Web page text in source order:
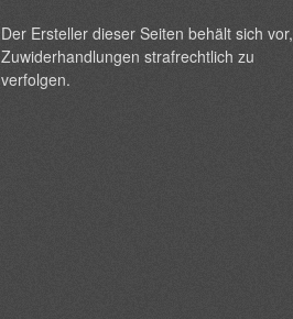
Der Ersteller dieser Seiten behält sich vor,
Zuwiderhandlungen strafrechtlich zu
verfolgen.